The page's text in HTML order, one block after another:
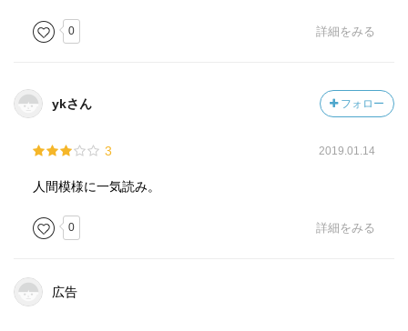
0 詳細をみる
ykさん フォロー
3 2019.01.14
人間模様に一気読み。
0 詳細をみる
広告